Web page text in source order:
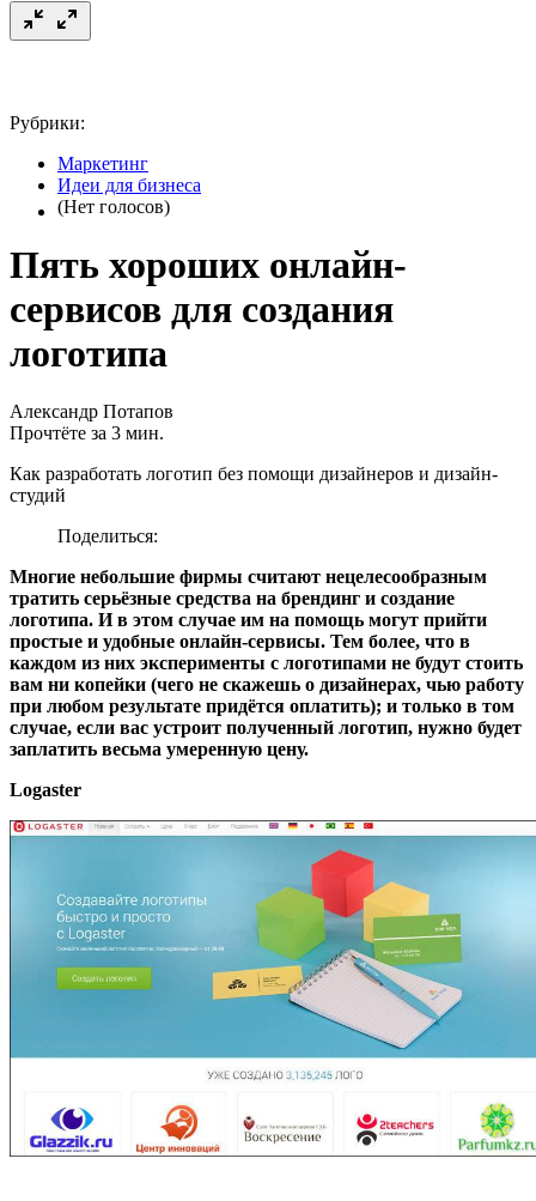
Рубрики:
Маркетинг
Идеи для бизнеса
(Нет голосов)
Пять хороших онлайн-
сервисов для создания
логотипа
Александр Потапов
Прочтёте за 3 мин.
Как разработать логотип без помощи дизайнеров и дизайн-
студий
Поделиться:
Многие небольшие фирмы считают нецелесообразным
тратить серьёзные средства на брендинг и создание
логотипа. И в этом случае им на помощь могут прийти
простые и удобные онлайн-сервисы. Тем более, что в
каждом из них эксперименты с логотипами не будут стоить
вам ни копейки (чего не скажешь о дизайнерах, чью работу
при любом результате придётся оплатить); и только в том
случае, если вас устроит полученный логотип, нужно будет
заплатить весьма умеренную цену.
Logaster